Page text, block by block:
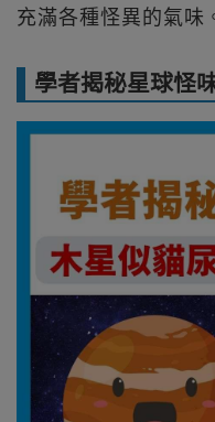
充滿各種怪異的氣味
學者揭秘星球怪